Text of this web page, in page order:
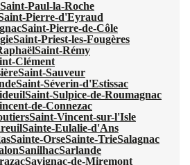
Saint-Paul-la-Roche
Pierre-d'Eyraud
Saint-Pierre-de-Côle
Saint-Priest-les-Fougères
Saint-Rémy
Clément
Saint-Sauveur
Saint-Séverin-d'Estissac
Saint-Sulpice-de-Roumagnac
de-Connezac
Saint-Vincent-sur-l'Isle
Sainte-Eulalie-d'Ans
Sainte-OrseSainte-TrieSalagnac
SanilhacSarlande
Savignac-de-Miremont